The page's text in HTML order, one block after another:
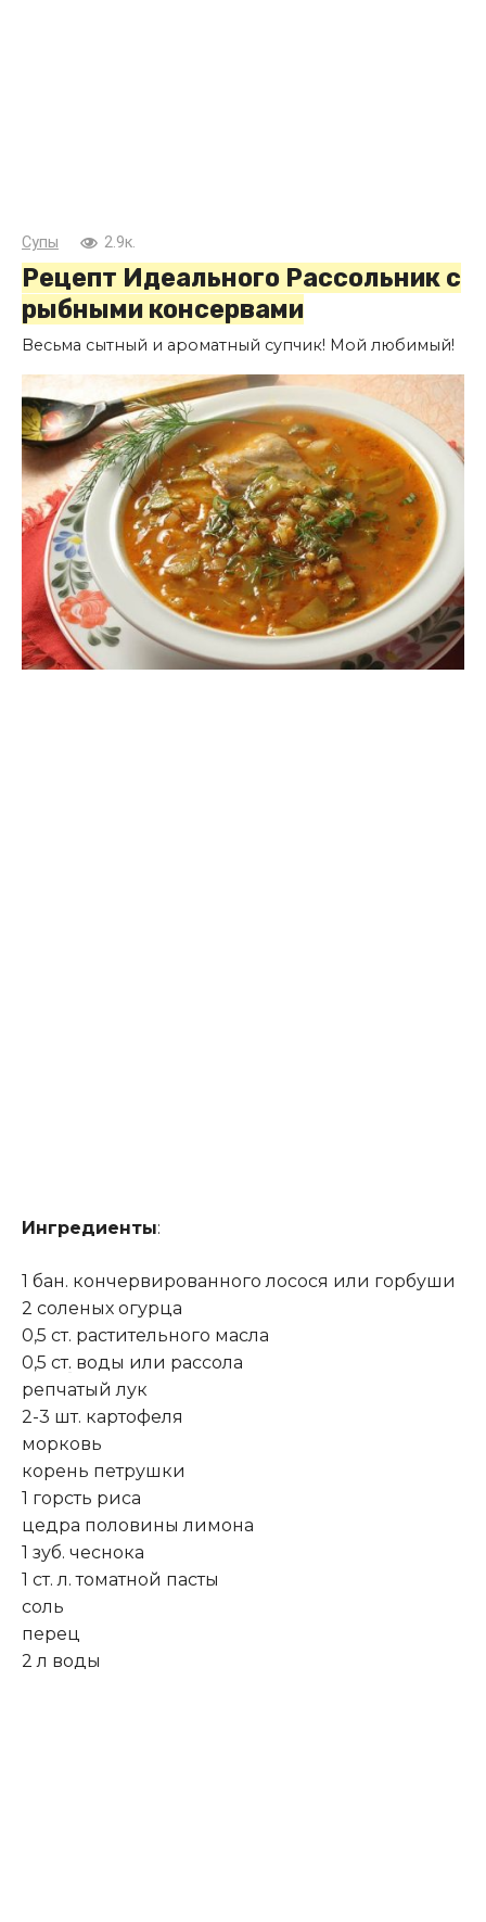
Супы 2.9к.
Рецепт Идеального Рассольник с
рыбными консервами
Весьма сытный и ароматный супчик! Мой любимый!
Ингредиенты:
1 бан. кончервированного лосося или горбуши
2 соленых огурца
0,5 ст. растительного масла
0,5 ст. воды или рассола
репчатый лук
2-3 шт. картофеля
морковь
корень петрушки
1 горсть риса
цедра половины лимона
1 зуб. чеснока
1 ст. л. томатной пасты
соль
перец
2 л воды